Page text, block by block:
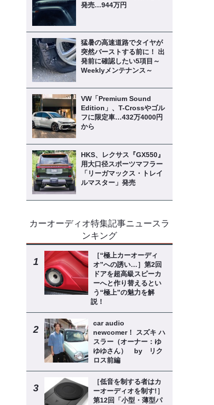
発売…944万円
猛暑の高速道路でタイヤが
突然バーストする前に！ 出
発前に確認したい5項目～
Weeklyメンテナンス～
VW「Premium Sound
Edition」、T-Crossやゴル
フに限定車…432万4000円
から
HKS、レクサス『GX550』
用大口径スポーツマフラー
「リーガマックス・トレイ
ルマスター」発売
カーオーディオ特集記事ニュースラ
ンキング
［“極上カーオーディ
オ”への誘い…］第2回
ドアを超高級スピーカ
ーへと作り替えるとい
う“極上”の魅力を解
説！
car audio
newcomer！ スズキ ハ
スラー（オーナー：ゆ
ゆゆさん） by リク
ロス前編
［低音を制する者はカ
ーオーディオを制す!］
第12回「小型・薄型パ